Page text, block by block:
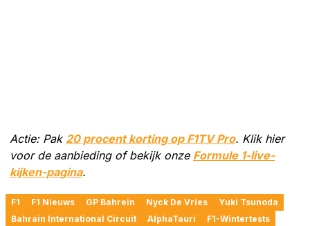
Actie: Pak 20 procent korting op F1TV Pro. Klik hier
voor de aanbieding of bekijk onze Formule 1-live-
kijken-pagina.
F1 F1 Nieuws GP Bahrein Nyck De Vries
Yuki Tsunoda
Bahrain International Circuit
AlphaTauri F1-Wintertests